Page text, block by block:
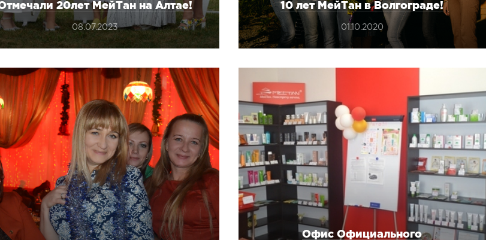
20лет МейТан на Алтае!
08.07.2023
10 лет МейТан в Волгограде!
01.10.2020
Офис Официального